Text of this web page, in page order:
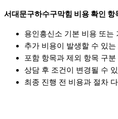
서대문구하수구막힘 비용 확인
용인흥신소 기본 비용 또는
추가 비용이 발생할 수 있는
포함 항목과 제외 항목 구분
상담 후 조건이 변경될 수
최종 진행 전 비용과 절차